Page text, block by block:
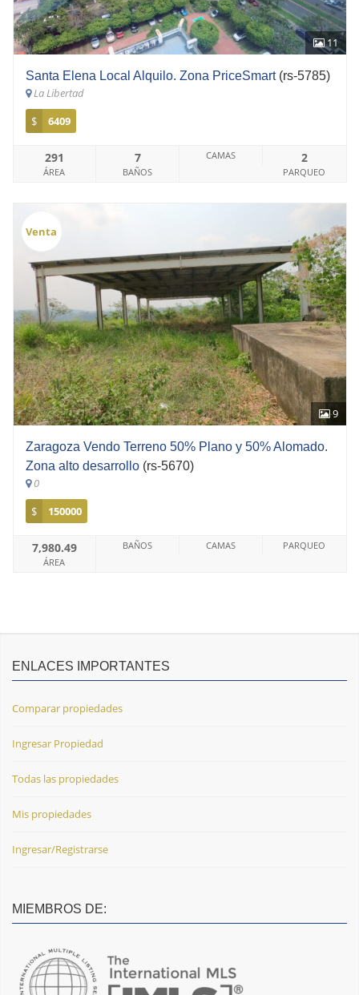
11
Santa Elena Local Alquilo. Zona PriceSmart(rs-5785)
La Libertad
$
6409
291
ÁREA
7
BAÑOS
CAMAS 2
PARQUEO
9
Venta
Zaragoza Vendo Terreno 50% Plano y 50% Alomado.
Zona alto desarrollo(rs-5670)
0
$
150000
7,980.49
ÁREA
BAÑOS CAMAS PARQUEO
ENLACES IMPORTANTES
Comparar propiedades
Ingresar Propiedad
Todas las propiedades
Mis propiedades
Ingresar/Registrarse
MIEMBROS DE: